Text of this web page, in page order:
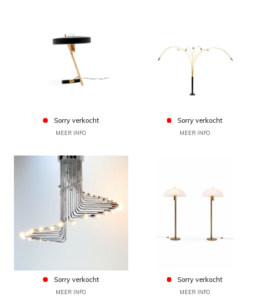
Sorry verkocht
MEER INFO
Sorry verkocht
MEER INFO
Sorry verkocht
MEER INFO
Sorry verkocht
MEER INFO